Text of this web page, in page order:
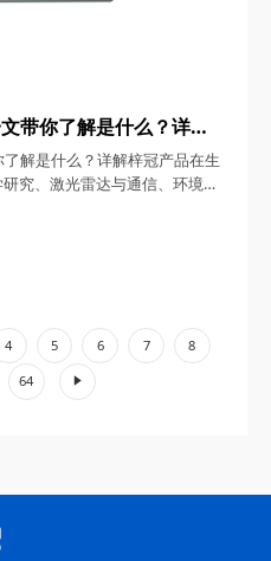
带你了解是什么？详解
加工、非线性光学研究、
等领域的实际应用
解是什么？详解梓冠产品在生
究、激光雷达与通信、环境监
光器凭借其高功率、短脉冲、
猛发展的今天，成为科研与工
4 5 6 7 8
64
»